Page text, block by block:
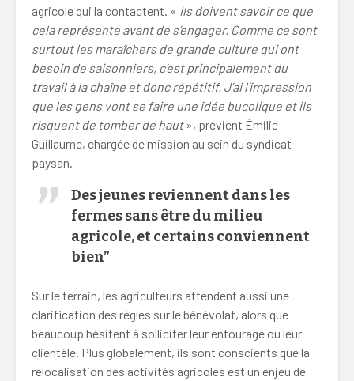
agricole qui la contactent. « Ils doivent savoir ce que
cela représente avant de s’engager. Comme ce sont
surtout les maraîchers de grande culture qui ont
besoin de saisonniers, c’est principalement du
travail à la chaîne et donc répétitif. J’ai l’impression
que les gens vont se faire une idée bucolique et ils
risquent de tomber de haut», prévient Émilie
Guillaume, chargée de mission au sein du syndicat
paysan.
Des jeunes reviennent dans les
fermes sans être du milieu
agricole, et certains conviennent
bien”
Sur le terrain, les agriculteurs attendent aussi une
clarification des règles sur le bénévolat, alors que
beaucoup hésitent à solliciter leur entourage ou leur
clientèle. Plus globalement, ils sont conscients que la
relocalisation des activités agricoles est un enjeu de